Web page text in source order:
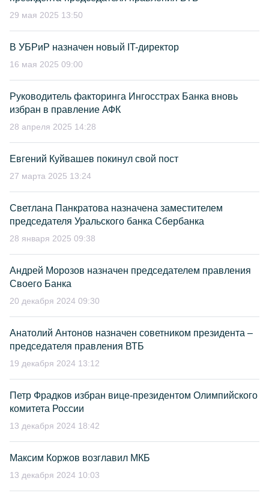
29 мая 2025 13:50
В УБРиР назначен новый IT-директор
16 мая 2025 09:00
Руководитель факторинга Ингосстрах Банка вновь
избран в правление АФК
28 апреля 2025 14:28
Евгений Куйвашев покинул свой пост
27 марта 2025 13:24
Светлана Панкратова назначена заместителем
председателя Уральского банка Сбербанка
28 января 2025 09:38
Андрей Морозов назначен председателем правления
Своего Банка
20 декабря 2024 09:30
Анатолий Антонов назначен советником президента –
председателя правления ВТБ
19 декабря 2024 13:12
Петр Фрадков избран вице-президентом Олимпийского
комитета России
13 декабря 2024 18:42
Максим Коржов возглавил МКБ
13 декабря 2024 10:03